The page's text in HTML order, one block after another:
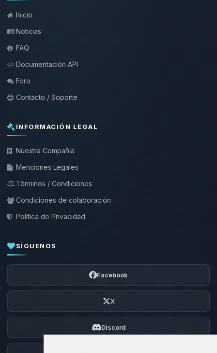
Inicio
Noticias
FAQ
Documentación API
Foro
Contacto / Soporte
INFORMACIÓN LEGAL
Nuestra Compañía
Menciones Legales
Términos / Condiciones
Condiciones de colaboración
Política de Privacidad
SÍGUENOS
Facebook
X
Discord